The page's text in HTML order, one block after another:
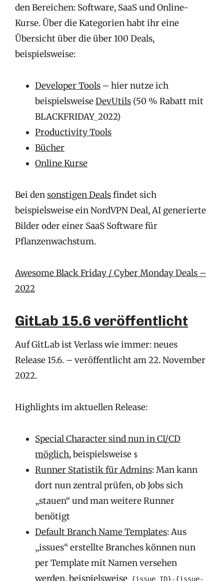
den Bereichen: Software, SaaS und Online-
Kurse. Über die Kategorien habt ihr eine
Übersicht über die über 100 Deals,
beispielsweise:
Developer Tools – hier nutze ich
beispielsweiseDevUtils (50 % Rabatt mit
BLACKFRIDAY_2022)
Productivity Tools
Bücher
Online Kurse
Bei densonstigen Dealsfindet sich
beispielsweise ein NordVPN Deal, AI generierte
Bilder oder einer SaaS Software für
Pflanzenwachstum.
Awesome Black Friday / Cyber Monday Deals –
2022
GitLab 15.6 veröffentlicht
Auf GitLab ist Verlass wie immer: neues
Release 15.6. – veröffentlicht am 22. November
2022.
Highlights im aktuellen Release:
Special Character sind nun in CI/CD
möglich, beispielsweise $
Runner Statistik für Admins: Man kann
dort nun zentral prüfen, ob Jobs sich
„stauen“ und man weitere Runner
benötigt
Default Branch Name Templates: Aus
„issues“ erstellte Branches können nun
per Template mit Namen versehen
werden, beispielsweise {issue ID}-{issue-